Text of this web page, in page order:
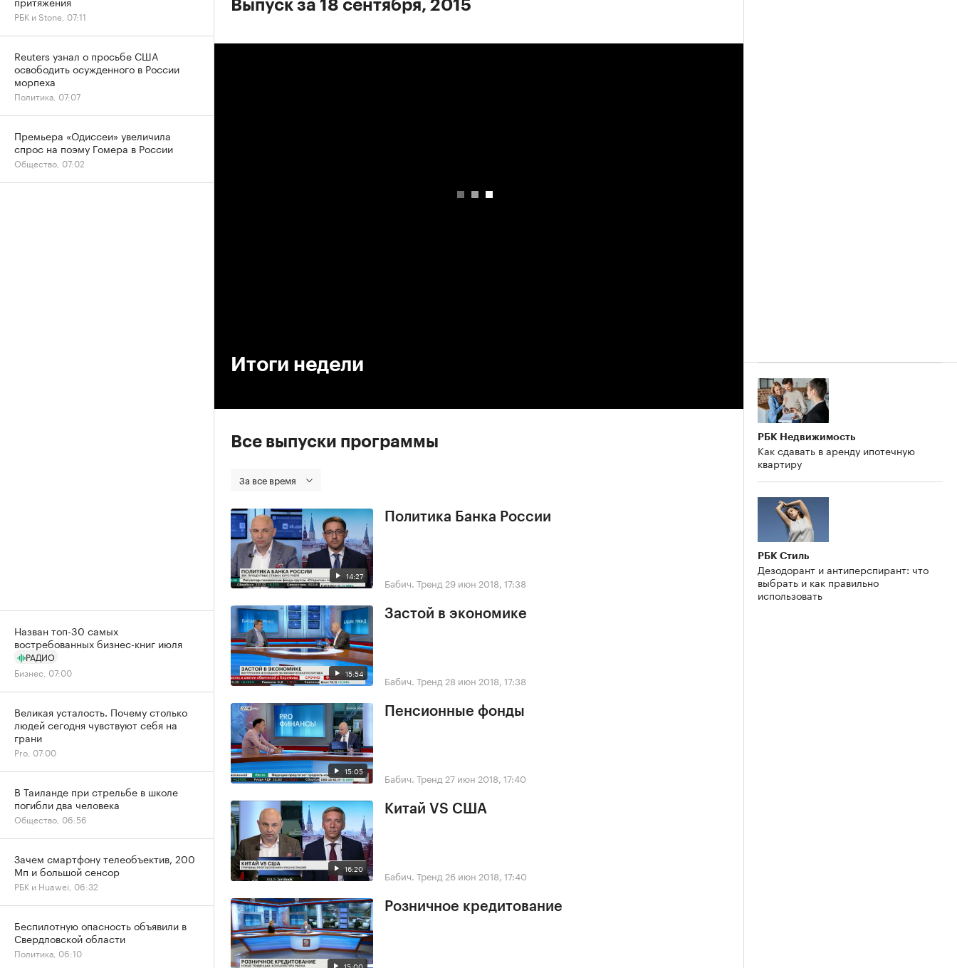
Выпуск за 18 сентября, 2015
Итоги недели
Все выпуски программы
За все время
14:27
Политика Банка России
Бабич. Тренд 29 июн 2018, 17:38
15:54
Застой в экономике
Бабич. Тренд 28 июн 2018, 17:38
15:05
Пенсионные фонды
Бабич. Тренд 27 июн 2018, 17:40
16:20
Китай VS США
Бабич. Тренд 26 июн 2018, 17:40
15:00
Розничное кредитование
РБК Недвижимость
Как сдавать в аренду ипотечную
квартиру
РБК Стиль
Дезодорант и антиперспирант: что
выбрать и как правильно
использовать
РБК и Stone, 07:11
Reuters узнал о просьбе США
освободить осужденного в России
морпеха
Политика, 07:07
Премьера «Одиссеи» увеличила
спрос на поэму Гомера в России
Общество, 07:02
Назван топ-30 самых
востребованных бизнес-книг июля
РАДИО
Бизнес, 07:00
Великая усталость. Почему столько
людей сегодня чувствуют себя на
грани
Pro, 07:00
В Таиланде при стрельбе в школе
погибли два человека
Общество, 06:56
Зачем смартфону телеобъектив, 200
Мп и большой сенсор
РБК и Huawei, 06:32
Беспилотную опасность объявили в
Свердловской области
Политика, 06:10